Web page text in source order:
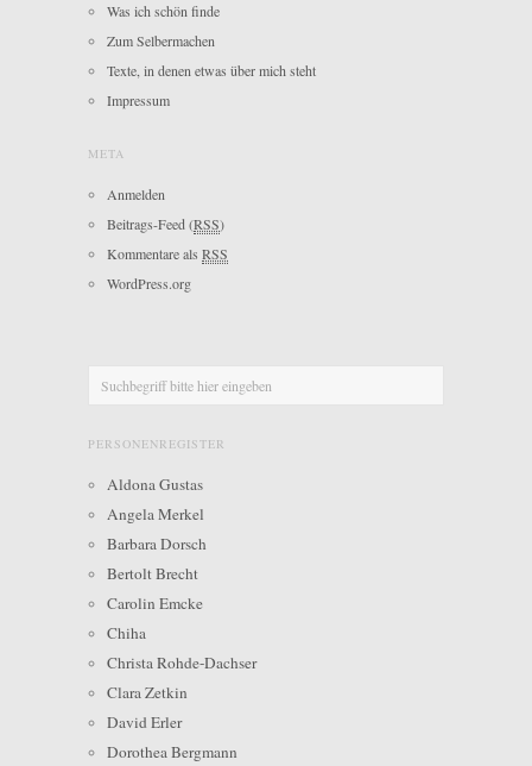
Was ich schön finde
Zum Selbermachen
Texte, in denen etwas über mich steht
Impressum
META
Anmelden
Beitrags-Feed (RSS)
Kommentare als RSS
WordPress.org
PERSONENREGISTER
Aldona Gustas
Angela Merkel
Barbara Dorsch
Bertolt Brecht
Carolin Emcke
Chiha
Christa Rohde-Dachser
Clara Zetkin
David Erler
Dorothea Bergmann